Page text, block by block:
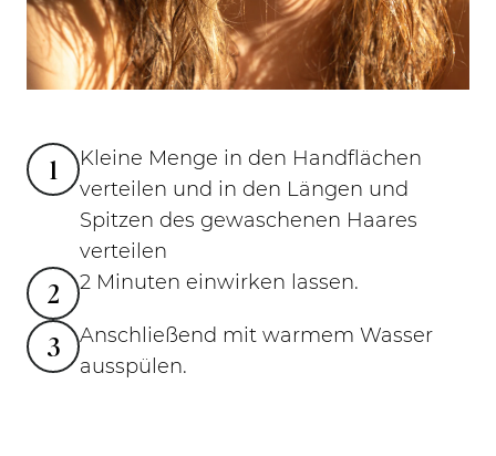
1
Kleine Menge in den Handflächen
verteilen und in den Längen und
Spitzen des gewaschenen Haares
verteilen
2 2 Minuten einwirken lassen.
3
Anschließend mit warmem Wasser
ausspülen.